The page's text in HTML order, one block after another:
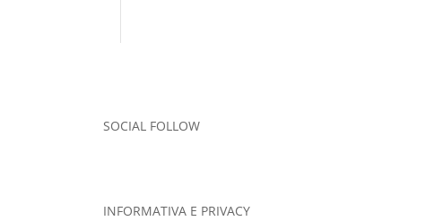
SOCIAL FOLLOW
INFORMATIVA E PRIVACY